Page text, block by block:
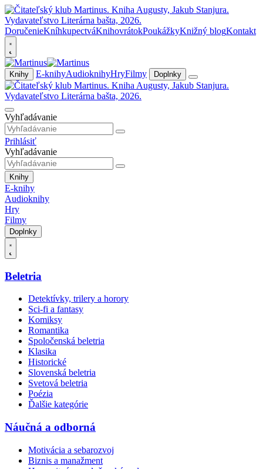
DoručenieKníhkupectváKnihovrátokPoukážkyKnižný blogKontakt
Knihy E-knihyAudioknihyHryFilmy Doplnky
Vyhľadávanie
Prihlásiť
Vyhľadávanie
Knihy
E-knihy
Audioknihy
Hry
Filmy
Doplnky
Beletria
Detektívky, trilery a horory
Sci-fi a fantasy
Komiksy
Romantika
Spoločenská beletria
Klasika
Historické
Slovenská beletria
Svetová beletria
Poézia
Ďalšie kategórie
Náučná a odborná
Motivácia a sebarozvoj
Biznis a manažment